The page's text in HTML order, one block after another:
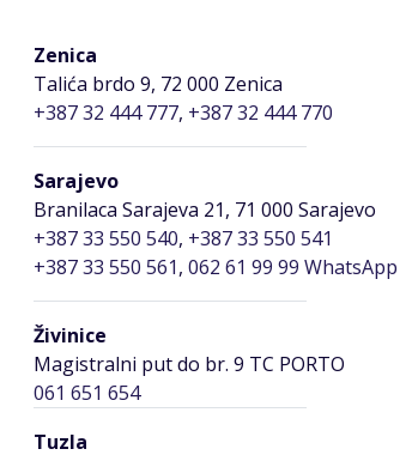
Zenica
Talića brdo 9, 72 000 Zenica
+387 32 444 777, +387 32 444 770
Sarajevo
Branilaca Sarajeva 21, 71 000 Sarajevo
+387 33 550 540, +387 33 550 541
+387 33 550 561, 062 61 99 99 WhatsApp
Živinice
Magistralni put do br. 9 TC PORTO
061 651 654
Tuzla